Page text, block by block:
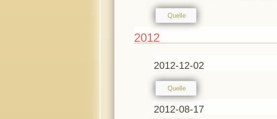
Quelle
2012
2012-12-02
Quelle
2012-08-17